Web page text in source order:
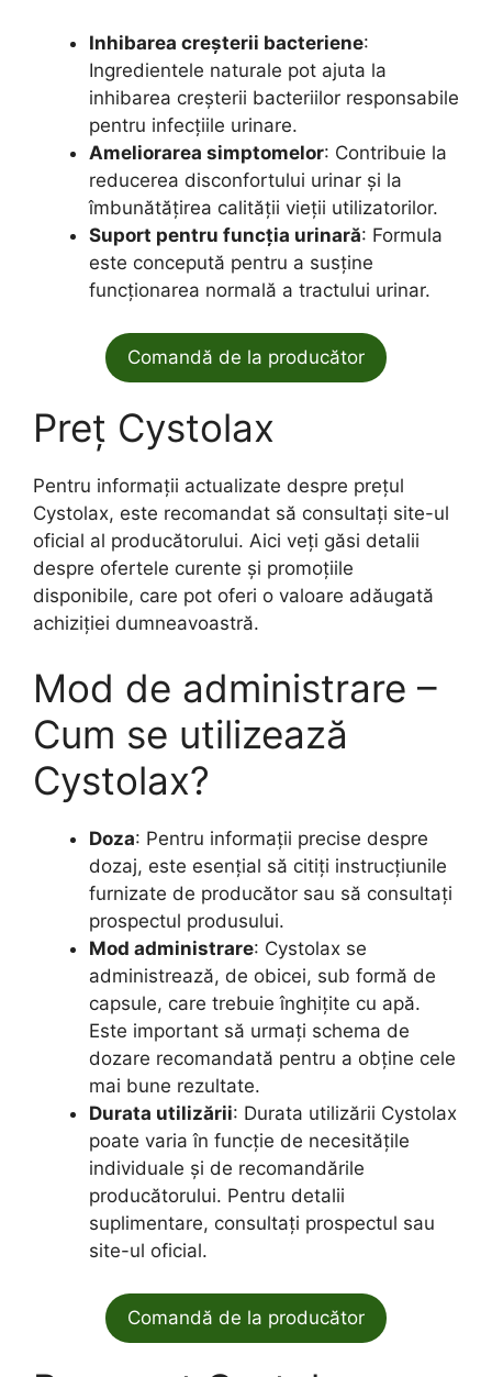
Inhibarea creșterii bacteriene:
Ingredientele naturale pot ajuta la
inhibarea creșterii bacteriilor responsabile
pentru infecțiile urinare.
Ameliorarea simptomelor: Contribuie la
reducerea disconfortului urinar și la
îmbunătățirea calității vieții utilizatorilor.
Suport pentru funcția urinară: Formula
este concepută pentru a susține
funcționarea normală a tractului urinar.
Comandă de la producător
Preț Cystolax
Pentru informații actualizate despre prețul
Cystolax, este recomandat să consultați site-ul
oficial al producătorului. Aici veți găsi detalii
despre ofertele curente și promoțiile
disponibile, care pot oferi o valoare adăugată
achiziției dumneavoastră.
Mod de administrare –
Cum se utilizează
Cystolax?
Doza: Pentru informații precise despre
dozaj, este esențial să citiți instrucțiunile
furnizate de producător sau să consultați
prospectul produsului.
Mod administrare: Cystolax se
administrează, de obicei, sub formă de
capsule, care trebuie înghițite cu apă.
Este important să urmați schema de
dozare recomandată pentru a obține cele
mai bune rezultate.
Durata utilizării: Durata utilizării Cystolax
poate varia în funcție de necesitățile
individuale și de recomandările
producătorului. Pentru detalii
suplimentare, consultați prospectul sau
site-ul oficial.
Comandă de la producător